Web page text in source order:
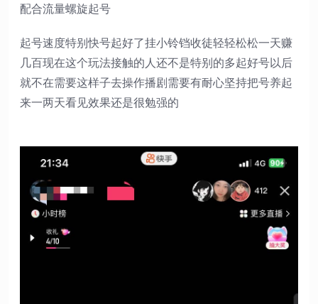
配合流量螺旋起号
起号速度特别快号起好了挂小铃铛收徒轻轻松松一天赚
几百现在这个玩法接触的人还不是特别的多起好号以后
就不在需要这样子去操作播剧需要有耐心坚持把号养起
来一两天看见效果还是很勉强的